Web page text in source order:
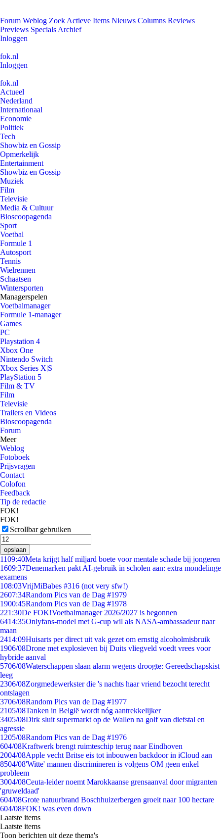
Forum Weblog Zoek Actieve Items Nieuws Columns Reviews
Previews Specials Archief
Inloggen
fok.nl
Inloggen
fok.nl
Actueel
Nederland
Internationaal
Economie
Politiek
Tech
Showbiz en Gossip
Opmerkelijk
Entertainment
Showbiz en Gossip
Muziek
Film
Televisie
Media & Cultuur
Bioscoopagenda
Sport
Voetbal
Formule 1
Autosport
Tennis
Wielrennen
Schaatsen
Wintersporten
Managerspelen
Voetbalmanager
Formule 1-manager
Games
PC
Playstation 4
Xbox One
Nintendo Switch
Xbox Series X|S
PlayStation 5
Film & TV
Film
Televisie
Trailers en Videos
Bioscoopagenda
Forum
Meer
Weblog
Fotoboek
Prijsvragen
Contact
Colofon
Feedback
Tip de redactie
FOK!
FOK!
Scrollbar gebruiken
opslaan
1109:40Meta krijgt half miljard boete voor mentale schade bij jongeren
1609:37Denemarken pakt AI-gebruik in scholen aan: extra mondelinge
examens
108:03VrijMiBabes #316 (not very sfw!)
2607:34Random Pics van de Dag #1979
1900:45Random Pics van de Dag #1978
221:30De FOK!Voetbalmanager 2026/2027 is begonnen
6414:35Onlyfans-model met G-cup wil als NASA-ambassadeur naar
maan
2414:09Huisarts per direct uit vak gezet om ernstig alcoholmisbruik
1906/08Drone met explosieven bij Duits vliegveld voedt vrees voor
hybride aanval
5706/08Waterschappen slaan alarm wegens droogte: Gereedschapskist
leeg
2306/08Zorgmedewerkster die 's nachts haar vriend bezocht terecht
ontslagen
3706/08Random Pics van de Dag #1977
2105/08Tanken in België wordt nóg aantrekkelijker
3405/08Dirk sluit supermarkt op de Wallen na golf van diefstal en
agressie
1205/08Random Pics van de Dag #1976
604/08Kraftwerk brengt ruimteschip terug naar Eindhoven
2004/08Apple vecht Britse eis tot inbouwen backdoor in iCloud aan
8504/08'Witte' mannen discrimineren is volgens OM geen enkel
probleem
3004/08Ceuta-leider noemt Marokkaanse grensaanval door migranten
'gruweldaad'
604/08Grote natuurbrand Boschhuizerbergen groeit naar 100 hectare
604/08FOK! was even down
Laatste items
Laatste items
Toon berichten uit deze thema's